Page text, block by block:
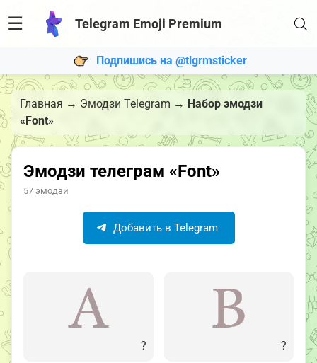
☰ Telegram Emoji Premium
Подпишись на @tlgrmsticker
Главная → Эмодзи Telegram → Набор эмодзи
«Font»
Эмодзи телеграм «Font»
57 эмодзи
Добавить в Telegram
? ?